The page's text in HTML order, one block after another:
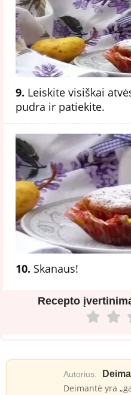
9. Leiskite visiškai
pudra ir patiekite.
10. Skanaus!
Recepto
Autorius:
Deimantė yra